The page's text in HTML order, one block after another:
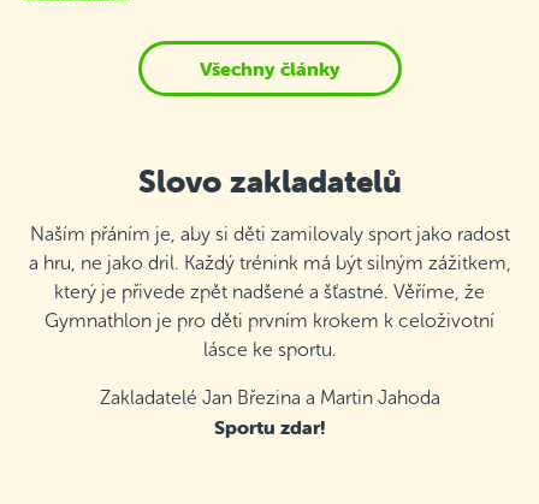
Všechny články
Slovo zakladatelů
Naším přáním je, aby si děti zamilovaly sport jako radost
a hru, ne jako dril. Každý trénink má být silným zážitkem,
který je přivede zpět nadšené a šťastné. Věříme, že
Gymnathlon je pro děti prvním krokem k celoživotní
lásce ke sportu.
Zakladatelé Jan Březina a Martin Jahoda
Sportu zdar!